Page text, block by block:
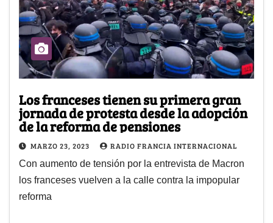
Los franceses tienen su primera gran
jornada de protesta desde la adopción
de la reforma de pensiones
MARZO 23, 2023 RADIO FRANCIA INTERNACIONAL
Con aumento de tensión por la entrevista de Macron
los franceses vuelven a la calle contra la impopular
reforma